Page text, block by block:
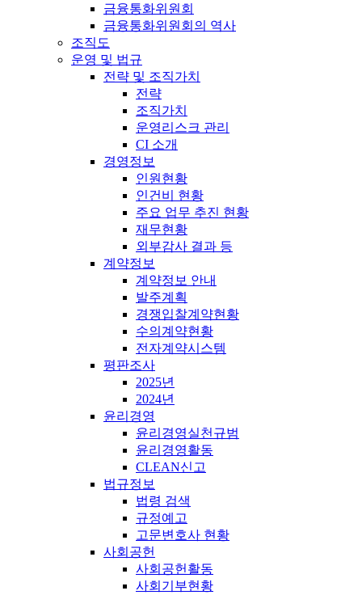
금융통화위원회
금융통화위원회의 역사
조직도
운영 및 법규
전략 및 조직가치
전략
조직가치
운영리스크 관리
CI 소개
경영정보
인원현황
인건비 현황
주요 업무 추진 현황
재무현황
외부감사 결과 등
계약정보
계약정보 안내
발주계획
경쟁입찰계약현황
수의계약현황
전자계약시스템
평판조사
2025년
2024년
윤리경영
윤리경영실천규범
윤리경영활동
CLEAN신고
법규정보
법령 검색
규정예고
고문변호사 현황
사회공헌
사회공헌활동
사회기부현황